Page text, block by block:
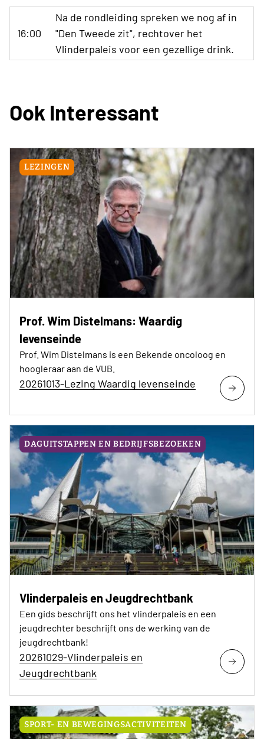
16:00
Na de rondleiding spreken we nog af in
"Den Tweede zit", rechtover het
Vlinderpaleis voor een gezellige drink.
Ook Interessant
LEZINGEN
Prof. Wim Distelmans: Waardig
levenseinde
Prof. Wim Distelmans is een Bekende oncoloog en
hoogleraar aan de VUB.
20261013-Lezing Waardig levenseinde
DAGUITSTAPPEN EN BEDRIJFSBEZOEKEN
Vlinderpaleis en Jeugdrechtbank
Een gids beschrijft ons het vlinderpaleis en een
jeugdrechter beschrijft ons de werking van de
jeugdrechtbank!
20261029-Vlinderpaleis en
Jeugdrechtbank
SPORT- EN BEWEGINGSACTIVITEITEN